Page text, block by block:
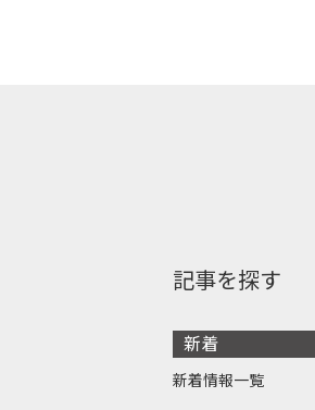
記事を探す
新着
新着情報一覧